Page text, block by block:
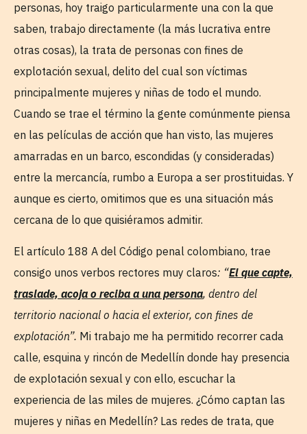
personas, hoy traigo particularmente una con la que
saben, trabajo directamente (la más lucrativa entre
otras cosas), la trata de personas con fines de
explotación sexual, delito del cual son víctimas
principalmente mujeres y niñas de todo el mundo.
Cuando se trae el término la gente comúnmente piensa
en las películas de acción que han visto, las mujeres
amarradas en un barco, escondidas (y consideradas)
entre la mercancía, rumbo a Europa a ser prostituidas. Y
aunque es cierto, omitimos que es una situación más
cercana de lo que quisiéramos admitir.
El artículo 188 A del Código penal colombiano, trae
consigo unos verbos rectores muy claros: “El que capte,
traslade, acoja o reciba a una persona, dentro del
territorio nacional o hacia el exterior, con fines de
explotación”. Mi trabajo me ha permitido recorrer cada
calle, esquina y rincón de Medellín donde hay presencia
de explotación sexual y con ello, escuchar la
experiencia de las miles de mujeres. ¿Cómo captan las
mujeres y niñas en Medellín? Las redes de trata, que